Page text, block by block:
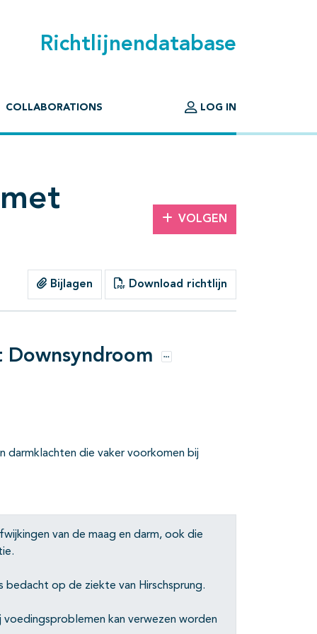
Richtlijnendatabase
COLLABORATIONS LOG IN
VOLGEN
Bijlagen Download richtlijn
Opties
darmklachten die vaker voorkomen bij
van de maag en darm, ook die
bedacht op de ziekte van Hirschsprung.
kan verwezen worden